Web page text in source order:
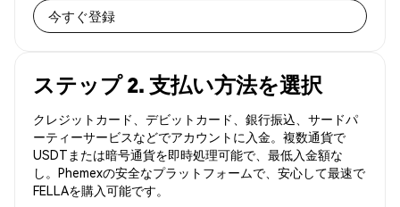
今すぐ登録
ステップ 2. 支払い方法を選択
クレジットカード、デビットカード、銀行振込、サードパ
ーティーサービスなどでアカウントに入金。複数通貨で
USDTまたは暗号通貨を即時処理可能で、最低入金額な
し。Phemexの安全なプラットフォームで、安心して最速で
FELLAを購入可能です。